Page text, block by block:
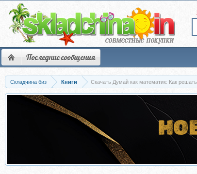
Последние сообщения
Складчина биз Книги Скачать Думай как математик: Как